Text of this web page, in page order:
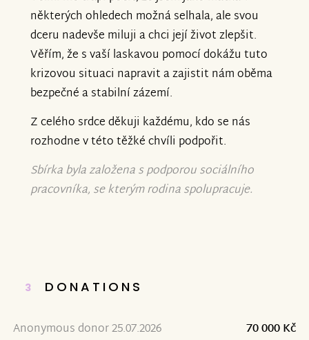
některých ohledech možná selhala, ale svou
dceru nadevše miluji a chci její život zlepšit.
Věřím, že s vaší laskavou pomocí dokážu tuto
krizovou situaci napravit a zajistit nám oběma
bezpečné a stabilní zázemí.
Z celého srdce děkuji každému, kdo se nás
rozhodne v této těžké chvíli podpořit.
Sbírka byla založena s podporou sociálního
pracovníka, se kterým rodina spolupracuje.
3 DONATIONS
Anonymous donor 25.07.2026 70 000 Kč